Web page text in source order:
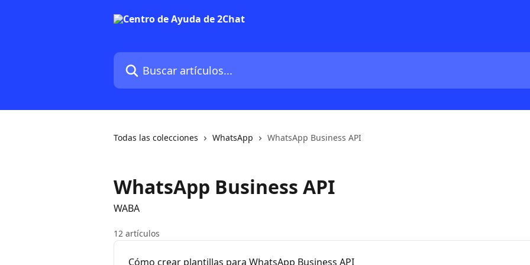
Buscar artículos...
Todas las colecciones WhatsApp WhatsApp Business API
WhatsApp Business API
WABA
12 artículos
Cómo crear plantillas para WhatsApp Business API